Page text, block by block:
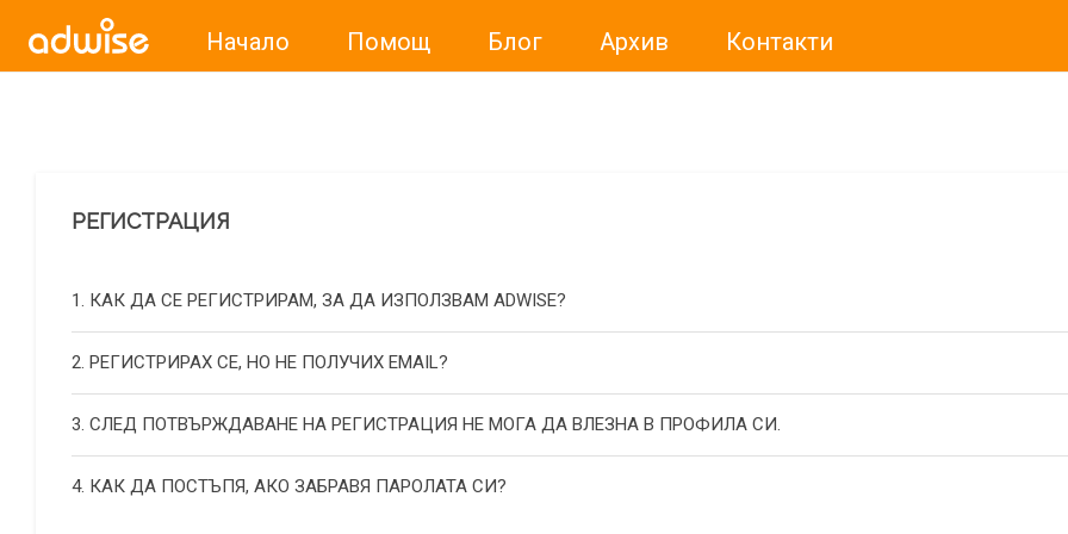
Начало Помощ Блог Архив Контакти
РЕГИСТРАЦИЯ
1. КАК ДА СЕ РЕГИСТРИРАМ, ЗА ДА ИЗПОЛЗВАМ ADWISE?
2. РЕГИСТРИРАХ СЕ, НО НЕ ПОЛУЧИХ EMAIL?
3. СЛЕД ПОТВЪРЖДАВАНЕ НА РЕГИСТРАЦИЯ НЕ МОГА ДА ВЛЕЗНА В ПРОФИЛА СИ.
4. КАК ДА ПОСТЪПЯ, АКО ЗАБРАВЯ ПАРОЛАТА СИ?